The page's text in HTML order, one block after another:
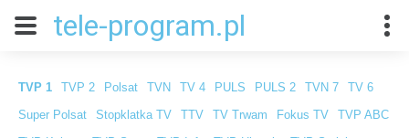
tele-program.pl
TVP 1 TVP 2 Polsat TVN TV 4 PULS PULS 2 TVN 7 TV 6
Super Polsat Stopklatka TV TTV TV Trwam Fokus TV TVP ABC